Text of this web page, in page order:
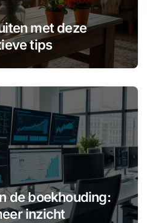
met deze
tips
de boekhouding:
inzicht